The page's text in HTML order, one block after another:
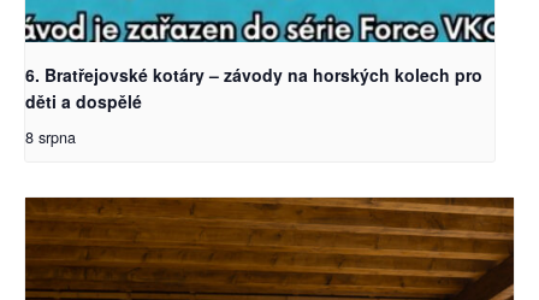
6. Bratřejovské kotáry – závody na horských kolech pro
děti a dospělé
8 srpna